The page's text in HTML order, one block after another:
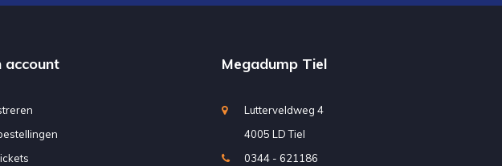
account Megadump Tiel
Lutterveldweg 4
4005 LD Tiel
0344 - 621186